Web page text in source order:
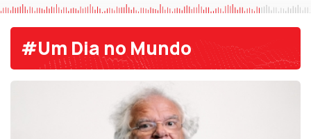
#Um Dia no Mundo